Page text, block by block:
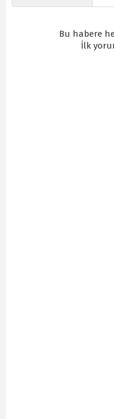
Bu habere
İlk